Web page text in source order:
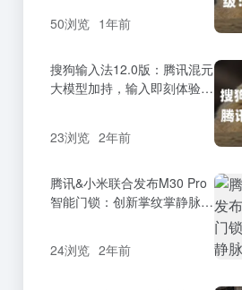
50浏览 1年前
搜狗输入法12.0版：腾讯混元
大模型加持，输入即刻体验AI
23浏览 2年前
腾讯&小米联合发布M30 Pro
智能门锁：创新掌纹掌静脉AI
24浏览 2年前